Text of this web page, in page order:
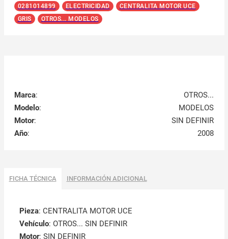
0281014899 ELECTRICIDAD
CENTRALITA MOTOR UCE
GRIS
OTROS... MODELOS
Marca:
OTROS...
Modelo:
MODELOS
Motor:
SIN DEFINIR
Año: 2008
FICHA TÉCNICA INFORMACIÓN ADICIONAL
Pieza: CENTRALITA MOTOR UCE
Vehículo: OTROS... SIN DEFINIR
Motor: SIN DEFINIR